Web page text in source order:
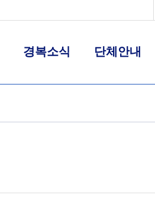
경복소식 단체안내